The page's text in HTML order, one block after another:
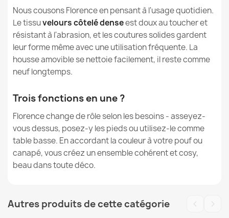
Références spécifiques
EAN13 5907500885074
MPN 3242
Nous cousons Florence en pensant à l'usage quotidien.
Le tissuvelours côtelé denseest doux au toucher et
résistant à l'abrasion, et les coutures solides gardent
leur forme même avec une utilisation fréquente. La
housse amovible se nettoie facilement, il reste comme
neuf longtemps.
Trois fonctions en une ?
Florence change de rôle selon les besoins - asseyez-
vous dessus, posez-y les pieds ou utilisez-le comme
table basse. En accordant la couleur à votre pouf ou
canapé, vous créez un ensemble cohérent et cosy,
beau dans toute déco.
Autres produits de cette catégorie ‹ ›